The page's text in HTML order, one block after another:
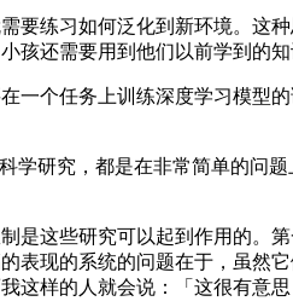
练习如何泛化到新环境。这
孩还需要用到他们以前学到的
个任务上训练深度学习模型
研究，都是在非常简单的问
这些研究可以起到作用的。第
表现的系统的问题在于，虽然
这样的人就会说：「这很有意思